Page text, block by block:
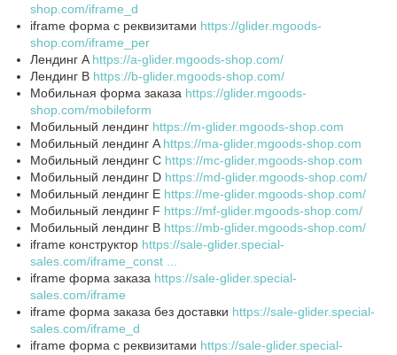
shop.com/iframe_d
iframe форма с реквизитами https://glider.mgoods-
shop.com/iframe_per
Лендинг A https://a-glider.mgoods-shop.com/
Лендинг B https://b-glider.mgoods-shop.com/
Мобильная форма заказа https://glider.mgoods-
shop.com/mobileform
Мобильный лендинг https://m-glider.mgoods-shop.com
Мобильный лендинг A https://ma-glider.mgoods-shop.com
Мобильный лендинг C https://mc-glider.mgoods-shop.com
Мобильный лендинг D https://md-glider.mgoods-shop.com/
Мобильный лендинг E https://me-glider.mgoods-shop.com/
Мобильный лендинг F https://mf-glider.mgoods-shop.com/
Мобильный лендинг В https://mb-glider.mgoods-shop.com/
iframe конструктор https://sale-glider.special-
sales.com/iframe_const ...
iframe форма заказа https://sale-glider.special-
sales.com/iframe
iframe форма заказа без доставки https://sale-glider.special-
sales.com/iframe_d
iframe форма с реквизитами https://sale-glider.special-